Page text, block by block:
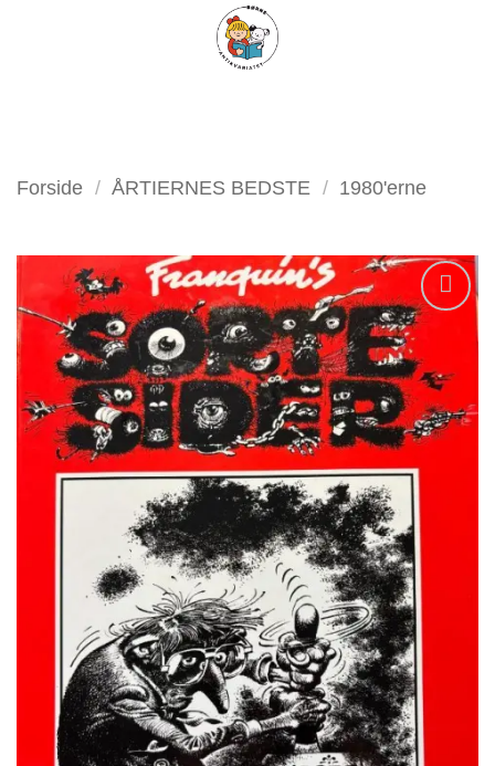
FILTER
Forside / ÅRTIERNES BEDSTE / 1980'erne
som
favorit